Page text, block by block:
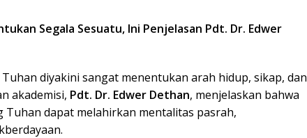
Segala Sesuatu, Ini Penjelasan Pdt. Dr. Edwer
diyakini sangat menentukan arah hidup, sikap, dan
akademisi, Pdt. Dr. Edwer Dethan, menjelaskan bahwa
dapat melahirkan mentalitas pasrah,